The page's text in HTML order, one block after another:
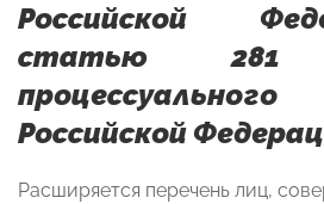
Российской
статью281
Российской
Расширяется перечень лиц,